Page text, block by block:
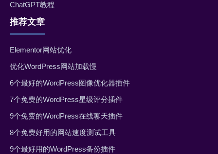
ChatGPT教程
推荐文章
Elementor网站优化
优化WordPress网站加载慢
6个最好的WordPress图像优化器插件
7个免费的WordPress星级评分插件
9个免费的WordPress在线聊天插件
8个免费好用的网站速度测试工具
9个最好用的WordPress备份插件